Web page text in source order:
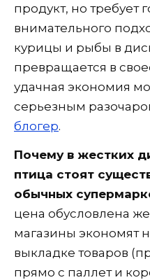
продукт, но требует
внимательного
курицы и рыбы в
превращается в
удачная экономия
серьезным
блогер.
Почему в жестких
птица стоят
обычных
цена обусловлена
магазины экономят
выкладке товаров
прямо с паллет и